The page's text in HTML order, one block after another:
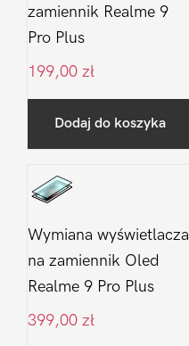
zamiennik Realme 9
Pro Plus
199,00 zł
Dodaj do koszyka
Wymiana wyświetlacza
na zamiennik Oled
Realme 9 Pro Plus
399,00 zł